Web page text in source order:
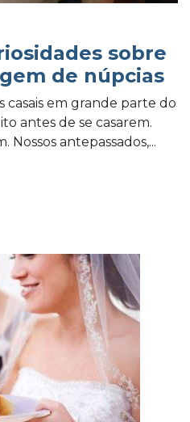
sobre
de núpcias
casais em grande parte do
antes de se casarem.
Nossos antepassados,...